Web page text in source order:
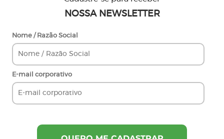
NOSSA NEWSLETTER
Nome / Razão Social
E-mail corporativo